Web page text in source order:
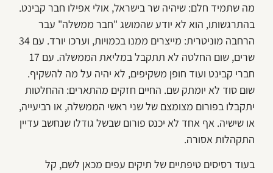
מה שתמיד חלם: שיהיה שר בישראל, אולי אפילו חבר קבינט.
בהתרגשותו, הוא לא יודע שהמושג "חבר ממשלה" עבר
הרחבה מוניטרית: מייצרים ממנו בכמויות, וערכו יורד. עם 34
שרים, שום החלטה לא תתקבל במליאת הממשלה. עם 17
חברי קבינט ועוד חופן משקיפים, לא יהיה על מה להשקיף.
שום סוד לא יומתק שם. החיים חזקים מהתארים: ההחלטות
יתקבלו בפורום מצומצם של שני ראשי הממשלה, או רביעייה,
או שישיה. אף אחד לא יכנס פורום שבשל גודלו שנחשב עדיין
התקהלות אסורה.
בעוד רסיסים טיפתיים של תיקים עפים מכאן לשם, קל